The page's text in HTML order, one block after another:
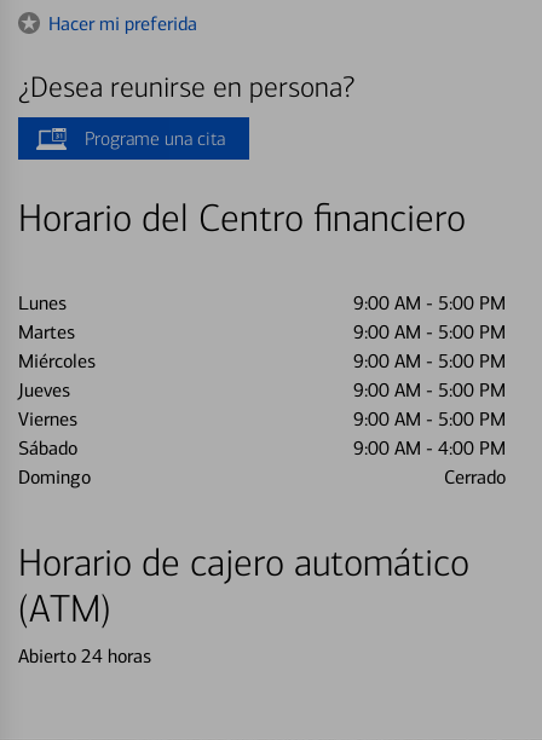
Hacer mi preferida
¿Desea reunirse en persona?
Programe una cita
Horario del Centro financiero
Lunes 9:00 AM - 5:00 PM
Martes
9:00 AM - 5:00 PM
Miércoles
9:00 AM - 5:00 PM
Jueves
9:00 AM - 5:00 PM
Viernes
9:00 AM - 5:00 PM
Sábado
9:00 AM - 4:00 PM
Domingo
Cerrado
Horario de cajero automático
(ATM)
Abierto 24 horas